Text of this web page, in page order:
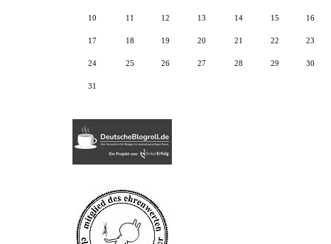
10 11 12 13 14 15 16
17 18 19 20 21 22 23
24 25 26 27 28 29 30
31